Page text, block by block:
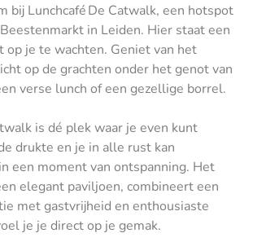
bij Lunchcafé De Catwalk, een hotspot
in Leiden. Hier staat een
op je te wachten. Geniet van het
op de grachten onder het genot van
verse lunch of een gezellige borrel.
is dé plek waar je even kunt
drukte en je in alle rust kan
een moment van ontspanning. Het
elegant paviljoen, combineert een
met gastvrijheid en enthousiaste
je je direct op je gemak.